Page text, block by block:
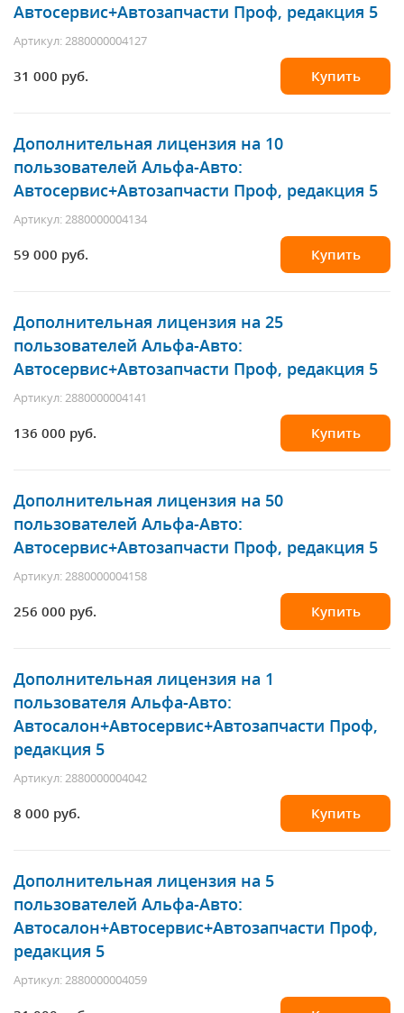
Автосервис+Автозапчасти Проф, редакция 5
Артикул: 2880000004127
31 000 руб. Купить
Дополнительная лицензия на 10
пользователей Альфа-Авто:
Автосервис+Автозапчасти Проф, редакция 5
Артикул: 2880000004134
59 000 руб. Купить
Дополнительная лицензия на 25
пользователей Альфа-Авто:
Автосервис+Автозапчасти Проф, редакция 5
Артикул: 2880000004141
136 000 руб. Купить
Дополнительная лицензия на 50
пользователей Альфа-Авто:
Автосервис+Автозапчасти Проф, редакция 5
Артикул: 2880000004158
256 000 руб. Купить
Дополнительная лицензия на 1
пользователя Альфа-Авто:
Автосалон+Автосервис+Автозапчасти Проф,
редакция 5
Артикул: 2880000004042
8 000 руб. Купить
Дополнительная лицензия на 5
пользователей Альфа-Авто:
Автосалон+Автосервис+Автозапчасти Проф,
редакция 5
Артикул: 2880000004059